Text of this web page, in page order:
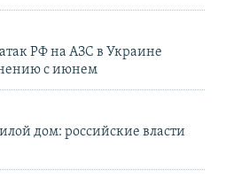
РФ на АЗС в Украине
с июнем
дом: российские власти